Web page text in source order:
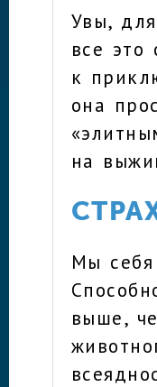
Увы,
все это
к
она
на
Мы себя
выше,